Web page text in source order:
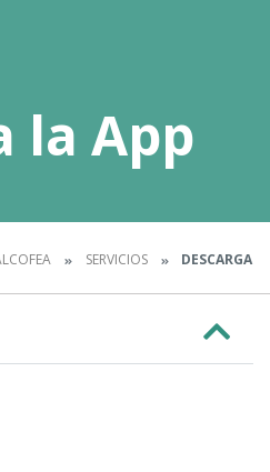
la App
SERVICIOS DESCARGA